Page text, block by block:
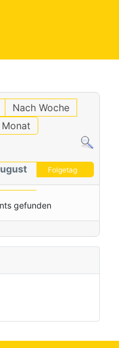
Nach Woche
Folgetag
gefunden